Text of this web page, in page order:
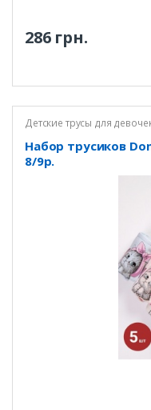
286 грн.
Детские трусы для
Набор трусиков
8/9р.